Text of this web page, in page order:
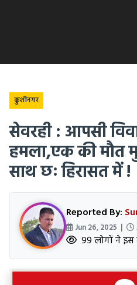
कुशीनगर
सेवरही : आपसी
हमला,एक की मौत
साथ छः हिरासत में !
Reported By:
Jun 26, 2025 |
99 लोगों ने